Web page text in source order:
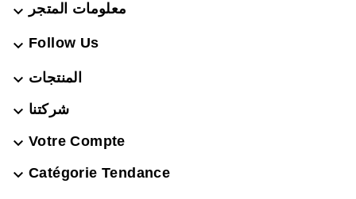
معلومات المتجر 
Follow Us

المنتجات 
شركتنا 
Votre Compte

Catégorie Tendance
